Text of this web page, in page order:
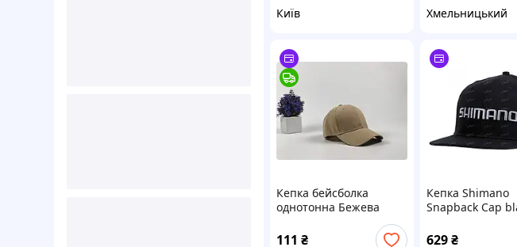
Київ
Хмельницький
Кепка бейсболка
однотонна Бежева
111 ₴
Кепка Shimano
Snapback Cap
629₴